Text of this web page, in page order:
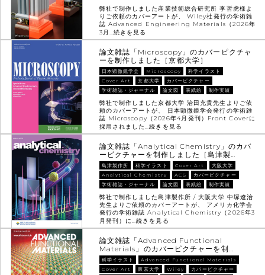
弊社で制作しました産業技術総合研究所 李哲虎様よ
りご依頼のカバーアートが、 Wiley社発行の学術雑
誌 Advanced Engineering Materials（2026年
3月…続きを見る
論文雑誌「Microscopy」のカバーピクチャ
ーを制作しました［京都大学］
日本顕微鏡学会 Microscopy
科学イラスト
Cover Art
京都大学
カバーピクチャー
学術雑誌・ジャーナル
論文図 表紙絵 制作実績
弊社で制作しました京都大学 治田充貴先生よりご依
頼のカバーアートが、 日本顕微鏡学会発行の学術雑
誌 Microscopy（2026年4月発刊）Front Coverに
採用されました…続きを見る
論文雑誌「Analytical Chemistry」のカバ
ーピクチャーを制作しました［島津製…
島津製作所 科学イラスト Cover Art
大阪大学
Analytical Chemistry
ACS
カバーピクチャー
学術雑誌・ジャーナル
論文図 表紙絵 制作実績
弊社で制作しました島津製作所 / 大阪大学 中塚遼治
先生よりご依頼のカバーアートが、 アメリカ化学会
発行の学術雑誌 Analytical Chemistry（2026年3
月発刊）に…続きを見る
論文雑誌「Advanced Functional
Materials」のカバーピクチャーを制…
科学イラスト
Advanced Functional Materials
Cover Art
東京大学 Wiley
カバーピクチャー